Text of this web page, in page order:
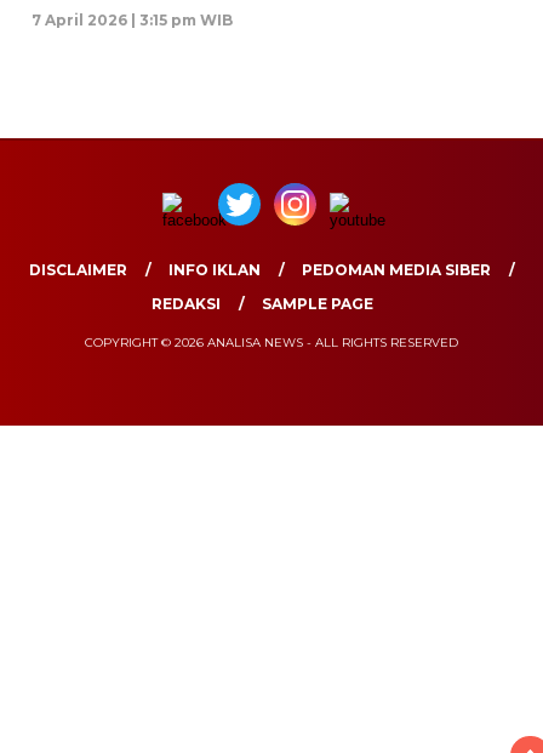
7 April 2026 | 3:15 pm WIB
DISCLAIMER INFO IKLAN
PEDOMAN MEDIA SIBER
REDAKSI
SAMPLE PAGE
COPYRIGHT © 2026 ANALISA NEWS - ALL RIGHTS RESERVED